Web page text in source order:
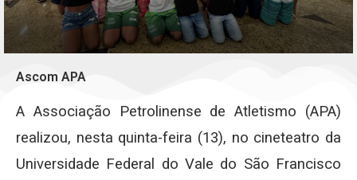
Ascom APA
A Associação Petrolinense de Atletismo (APA)
realizou, nesta quinta-feira (13), no cineteatro da
Universidade Federal do Vale do São Francisco